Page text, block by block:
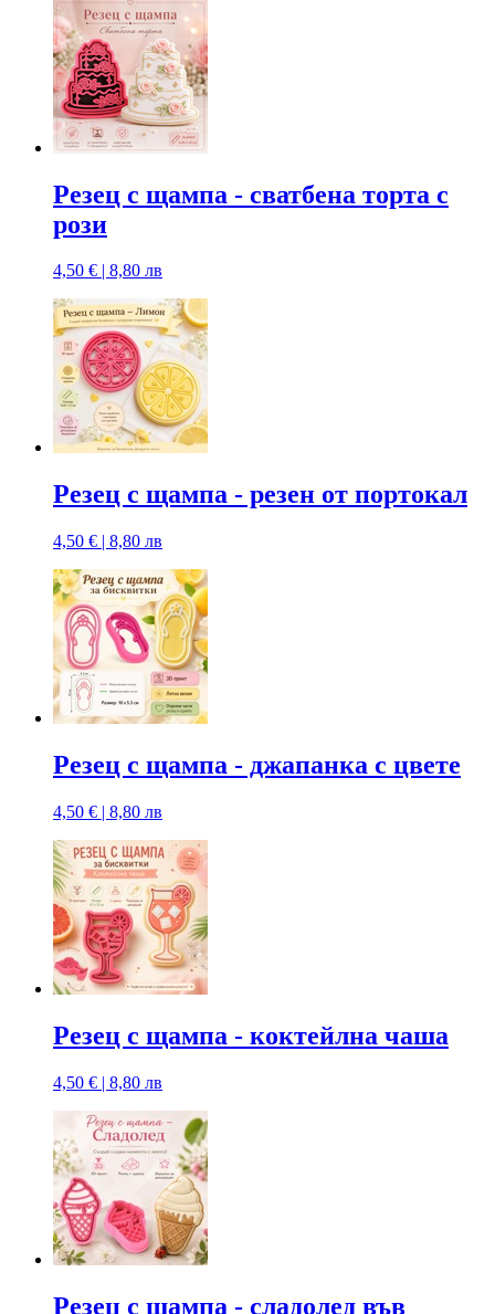
Резец с щампa - сватбена торта с
рози
4,50 € | 8,80 лв
Резец с щампa - резен от портокал
4,50 € | 8,80 лв
Резец с щампa - джапанка с цвете
4,50 € | 8,80 лв
Резец с щампa - коктейлна чаша
4,50 € | 8,80 лв
Резец с щампa - сладолед във